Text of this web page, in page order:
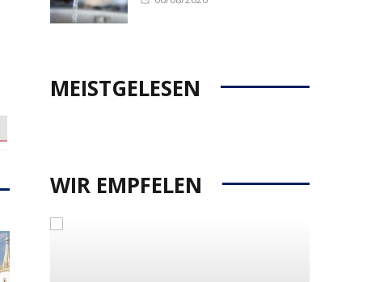
MEISTGELESEN
WIR EMPFELEN